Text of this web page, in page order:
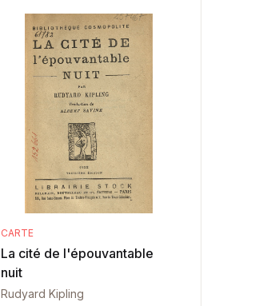
CARTE
La cité de l'épouvantable
nuit
Rudyard Kipling